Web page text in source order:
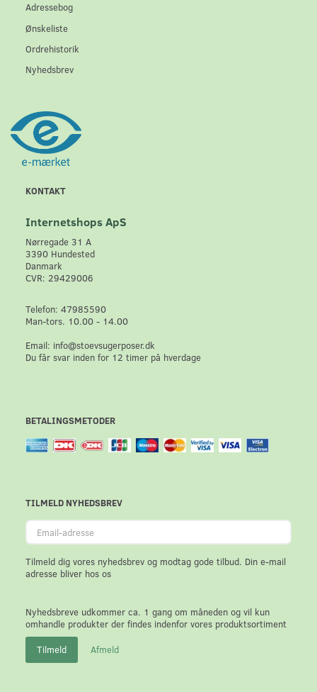
Adressebog
Ønskeliste
Ordrehistorik
Nyhedsbrev
KONTAKT
Internetshops ApS
Nørregade 31 A
3390 Hundested
Danmark
CVR: 29429006
Telefon: 47985590
Man-tors. 10.00 - 14.00
Email: info@stoevsugerposer.dk
Du får svar inden for 12 timer på hverdage
BETALINGSMETODER
TILMELD NYHEDSBREV
Email-
adresse
Tilmeld dig vores nyhedsbrev og modtag gode tilbud. Din e-mail
adresse bliver hos os
Nyhedsbreve udkommer ca. 1 gang om måneden og vil kun
omhandle produkter der findes indenfor vores produktsortiment
Tilmeld Afmeld